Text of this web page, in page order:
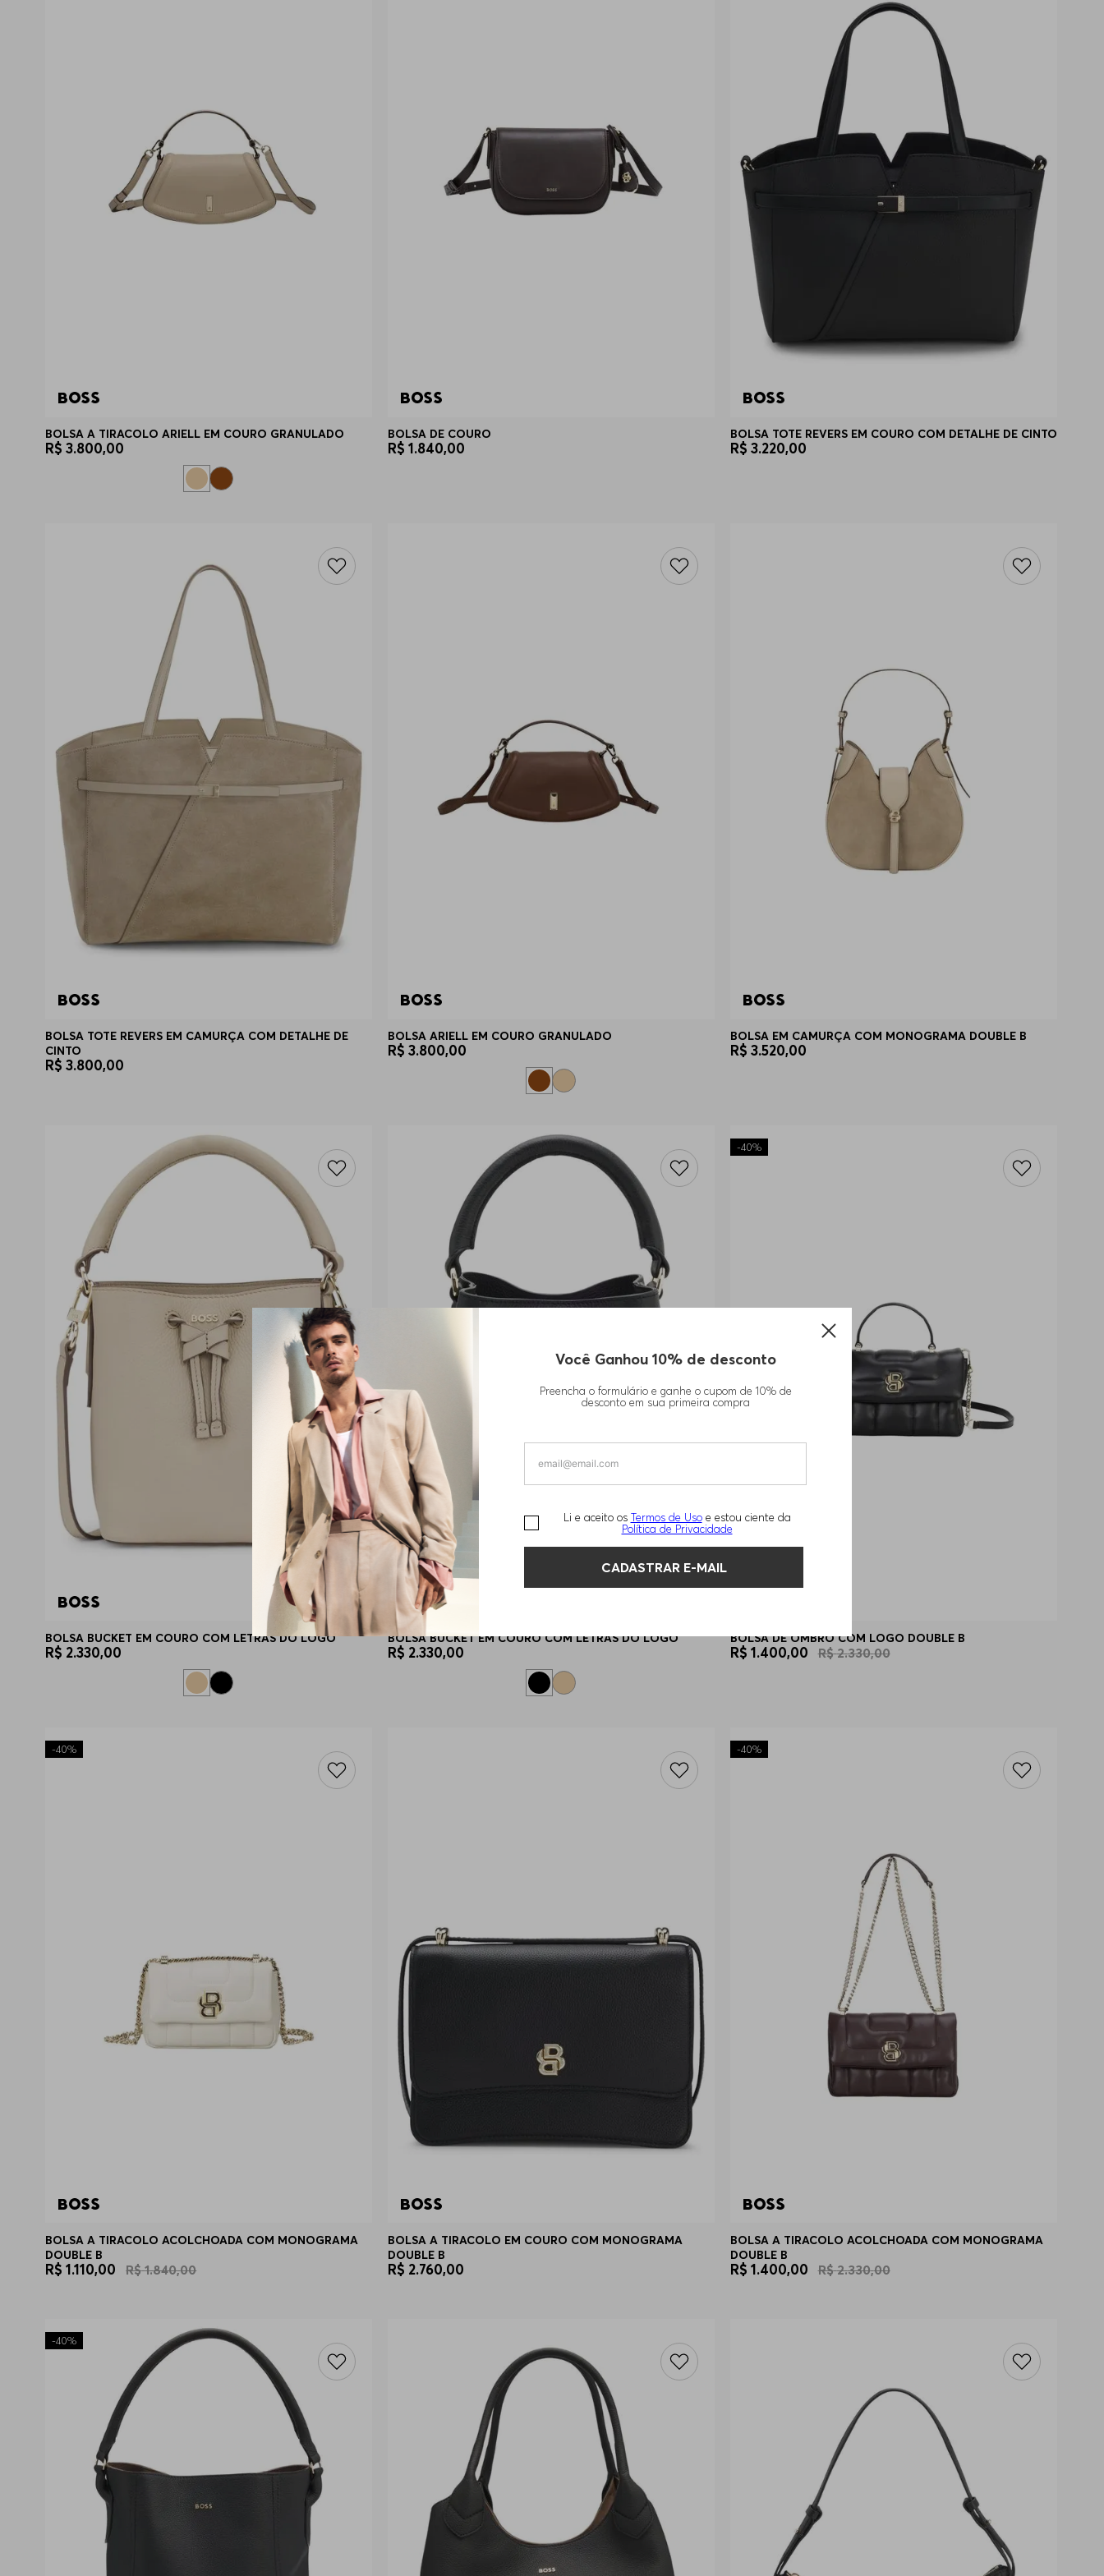
Você Ganhou 10% de desconto
Preencha o formulário e ganhe o cupom de 10% de
desconto em sua primeira compra
Li e aceito os Termos de Uso e estou ciente da
Política de Privacidade
CADASTRAR E-MAIL
BOLSA A TIRACOLO ARIELL EM COURO GRANULADO
R$ 3.800,00
BOLSA DE COURO
R$ 1.840,00
BOLSA TOTE REVERS EM COURO COM DETALHE DE CINTO
R$ 3.220,00
BOLSA TOTE REVERS EM CAMURÇA COM DETALHE DE
CINTO
R$ 3.800,00
BOLSA ARIELL EM COURO GRANULADO
R$ 3.800,00
BOLSA EM CAMURÇA COM MONOGRAMA DOUBLE B
R$ 3.520,00
BOLSA BUCKET EM COURO COM LETRAS DO LOGO
R$ 2.330,00
BOLSA BUCKET EM COURO COM LETRAS DO LOGO
R$ 2.330,00
-40%
BOLSA DE OMBRO COM LOGO DOUBLE B
R$ 1.400,00 R$ 2.330,00
-40%
BOLSA A TIRACOLO ACOLCHOADA COM MONOGRAMA
DOUBLE B
R$ 1.110,00 R$ 1.840,00
BOLSA A TIRACOLO EM COURO COM MONOGRAMA
DOUBLE B
R$ 2.760,00
-40%
BOLSA A TIRACOLO ACOLCHOADA COM MONOGRAMA
DOUBLE B
R$ 1.400,00 R$ 2.330,00
-40%